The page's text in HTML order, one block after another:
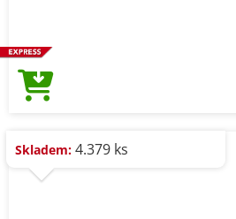
Skladem: 4.379 ks